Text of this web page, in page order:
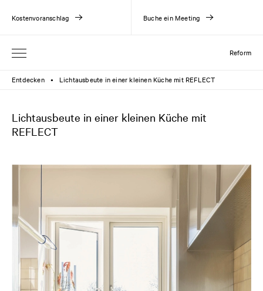
Reform
Kostenvoranschlag Buche ein Meeting
Entdecken ● Lichtausbeute in einer kleinen Küche mit REFLECT
Lichtausbeute in einer kleinen Küche mit
REFLECT